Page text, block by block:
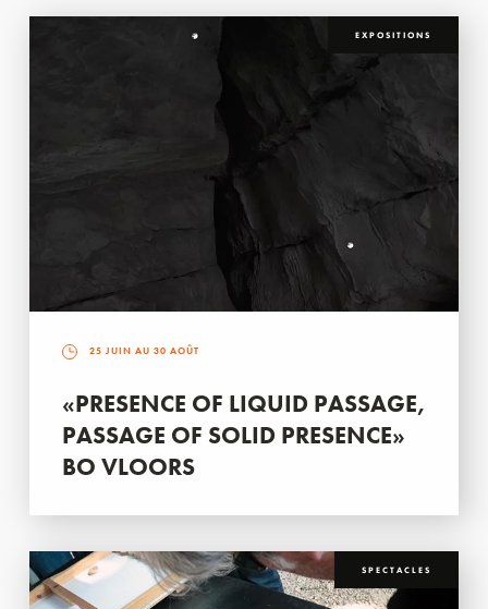
EXPOSITIONS
25 JUIN AU 30 AOÛT
«PRESENCE OF LIQUID PASSAGE,
PASSAGE OF SOLID PRESENCE»
BO VLOORS
SPECTACLES